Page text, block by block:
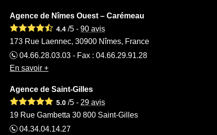
Agence de Nîmes Ouest – Carémeau
4.4 /5 - 90 avis
173 Rue Laennec, 30900 Nîmes, France
04.66.28.03.03 - Fax : 04.66.29.91.28
En savoir +
Agence de Saint-Gilles
5.0 /5 - 29 avis
19 Rue Gambetta 30 800 Saint-Gilles
04.34.04.14.27